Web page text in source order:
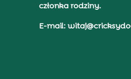
członka rodziny.
E-mail: